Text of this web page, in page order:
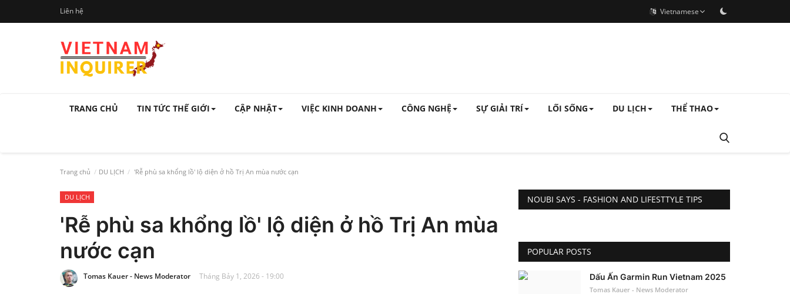
Liên hệ Vietnamese
TRANG CHỦ TIN TỨC THẾ GIỚI CẬP NHẬT VIỆC KINH DOANH CÔNG NGHỆ SỰ GIẢI TRÍ LỐI SỐNG DU LỊCH THỂ THAO
Trang chủ DU LỊCH 'Rễ phù sa khổng lồ' lộ diện ở hồ Trị An mùa nước cạn
DU LỊCH
'Rễ phù sa khổng lồ' lộ diện ở hồ Trị An mùa
nước cạn
Tomas Kauer - News Moderator Tháng Bảy 1, 2026 - 19:00
NOUBI SAYS - FASHION AND LIFESTTYLE TIPS
POPULAR POSTS
Dấu Ấn Garmin Run Vietnam 2025
Tomas Kauer - News Moderator